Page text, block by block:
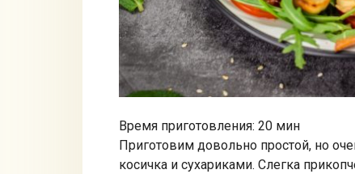
Время приготовления: 20 мин
Приготовим довольно простой, но
косичка и сухариками. Слегка